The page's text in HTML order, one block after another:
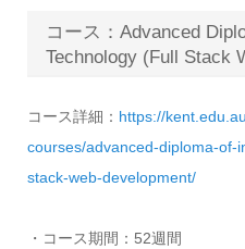
コース：Advanced
Technology (Full Stack
コース詳細： https://
courses/advanced-diploma-of-
stack-web-development/
・コース期間：52週間